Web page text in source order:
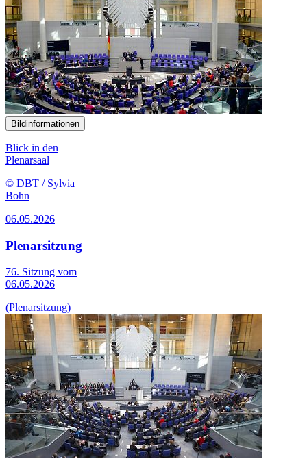
Bildinformationen
Blick in den
Plenarsaal
© DBT / Sylvia
Bohn
06.05.2026
Plenarsitzung
76. Sitzung vom
06.05.2026
(Plenarsitzung)